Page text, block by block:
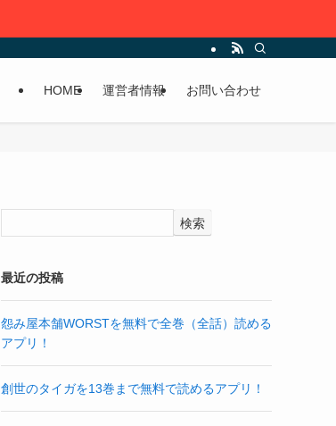
HOME 運営者情報 お問い合わせ
検索
最近の投稿
怨み屋本舗WORSTを無料で全巻（全話）読める
アプリ！
創世のタイガを13巻まで無料で読めるアプリ！